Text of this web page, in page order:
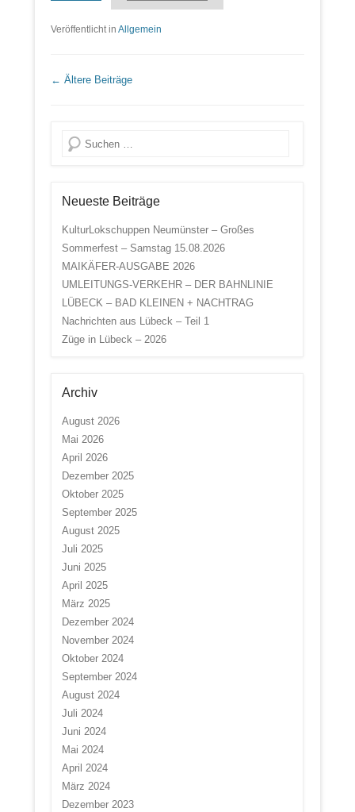
Veröffentlicht in Allgemein
Beitrags Übersicht
← Ältere Beiträge
Suche
Neueste Beiträge
KulturLokschuppen Neumünster – Großes
Sommerfest – Samstag 15.08.2026
MAIKÄFER-AUSGABE 2026
UMLEITUNGS-VERKEHR – DER BAHNLINIE
LÜBECK – BAD KLEINEN + NACHTRAG
Nachrichten aus Lübeck – Teil 1
Züge in Lübeck – 2026
Archiv
August 2026
Mai 2026
April 2026
Dezember 2025
Oktober 2025
September 2025
August 2025
Juli 2025
Juni 2025
April 2025
März 2025
Dezember 2024
November 2024
Oktober 2024
September 2024
August 2024
Juli 2024
Juni 2024
Mai 2024
April 2024
März 2024
Dezember 2023